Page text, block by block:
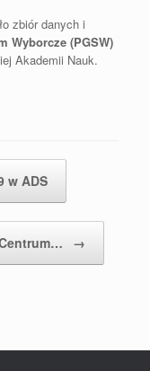
zbiór danych i
Wyborcze (PGSW)
Akademii Nauk.
w ADS
→